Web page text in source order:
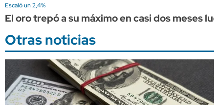
Escaló un 2,4%
El oro trepó a su máximo en casi dos meses
Otras noticias